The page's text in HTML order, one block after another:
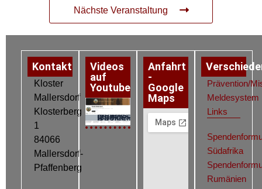
Nächste Veranstaltung
Kontakt
Kloster
Mallersdorf
Klosterberg
1
84066
Mallersdorf-
Pfaffenberg
Videos
auf
Youtube
Datenschutz
Impressum
Cookie-Richtlinie (EU)
Anfahrt
-
Google
Maps
Prävention/
Meldesystem
Links
Südafrika
Rumänien